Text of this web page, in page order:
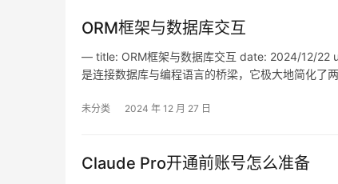
ORM框架与数据库交互
— title: ORM框架与数据库交互 date: 2024/12/22
是连接数据库与编程语言的桥梁，它极大地简化了
未分类 2024 年 12 月 27 日
Claude Pro开通前账号怎么准备